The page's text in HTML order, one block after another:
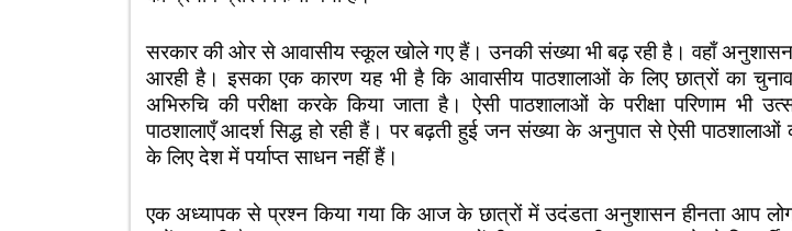
सरकार की ओर से आवासीय स्कूल खोले गए हैं। उनकी संख्या भी बढ़ रही है। वहाँ
आरही है। इसका एक कारण यह भी है कि आवासीय पाठशालाओं के लिए छात्रों का
अभिरुचि की परीक्षा करके किया जाता है। ऐसी पाठशालाओं के परीक्षा परिणाम भी
पाठशालाएँ आदर्श सिद्ध हो रही हैं। पर बढ़ती हुई जन संख्या के अनुपात से ऐसी पाठशालाओं
के लिए देश में पर्याप्त साधन नहीं हैं।
एक अध्यापक से प्रश्न किया गया कि आज के छात्रों में उदंडता अनुशासन हीनता आप